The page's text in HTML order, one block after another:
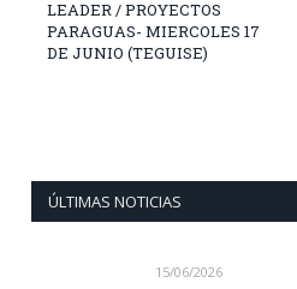
LEADER / PROYECTOS
PARAGUAS- MIERCOLES 17
DE JUNIO (TEGUISE)
ÚLTIMAS NOTICIAS
15/06/2026